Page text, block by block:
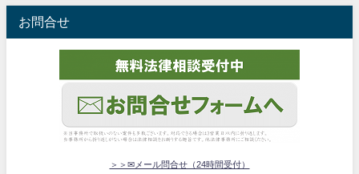
お問合せ
＞＞✉メール問合せ（24時間受付）